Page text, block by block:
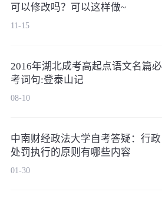
可以修改吗？可以这样做~
11-15
2016年湖北成考高起点语文名篇必
考词句:登泰山记
08-10
中南财经政法大学自考答疑：行政
处罚执行的原则有哪些内容
01-30